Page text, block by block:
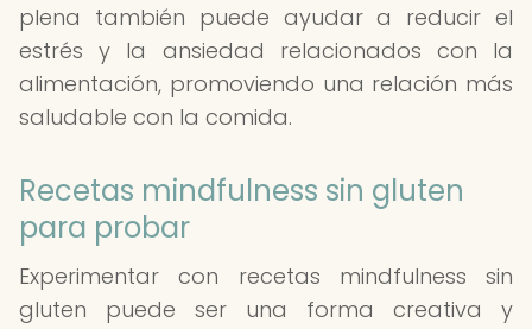
plena también puede ayudar a reducir el
estrés y la ansiedad relacionados con la
alimentación, promoviendo una relación más
saludable con la comida.
Recetas mindfulness sin gluten
para probar
Experimentar con recetas mindfulness sin
gluten puede ser una forma creativa y